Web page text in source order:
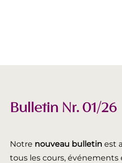
Bulletin Nr. 01/26
Notre nouveau bulletin est
tous les cours, événements